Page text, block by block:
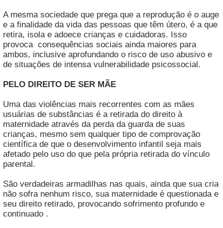
A mesma sociedade que prega que a reprodução é o auge
e a finalidade da vida das pessoas que têm útero, é a que
retira, isola e adoece crianças e cuidadoras. Isso
provoca consequências sociais ainda maiores para
ambos, inclusive aprofundando o risco de uso abusivo e
de situações de intensa vulnerabilidade psicossocial.
PELO DIREITO DE SER MÃE
Uma das violências mais recorrentes com as mães
usuárias de substâncias é a retirada do direito à
maternidade através da perda da guarda de suas
crianças, mesmo sem qualquer tipo de comprovação
científica de que o desenvolvimento infantil seja mais
afetado pelo uso do que pela própria retirada do vínculo
parental.
São verdadeiras armadilhas nas quais, ainda que sua cria
não sofra nenhum risco, sua maternidade é questionada e
seu direito retirado, provocando sofrimento profundo e
continuado .